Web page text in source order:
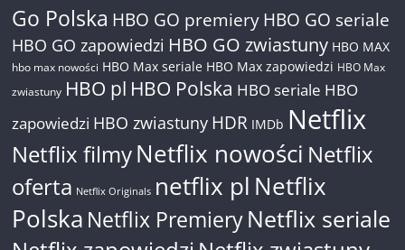
Go Polska HBO GO premiery HBO GO seriale
HBO GO zapowiedzi HBO GO zwiastuny HBO MAX
hbo max nowości HBO Max seriale HBO Max zapowiedzi HBO Max
zwiastuny HBO pl HBO Polska HBO seriale HBO
zapowiedzi HBO zwiastuny HDR IMDb Netflix
Netflix filmyNetflix nowości Netflix
oferta Netflix Originals netflix pl Netflix
Polska Netflix PremieryNetflix seriale